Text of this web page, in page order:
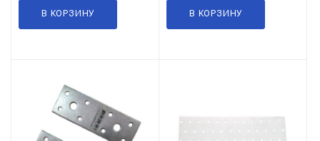
В КОРЗИНУ В КОРЗИНУ